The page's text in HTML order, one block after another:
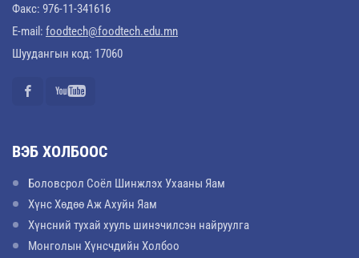
Факс: 976-11-341616
E-mail: foodtech@foodtech.edu.mn
Шуудангын код: 17060
ВЭБ ХОЛБООС
Боловсрол Соёл Шинжлэх Ухааны Яам
Хүнс Хөдөө Аж Ахуйн Яам
Хүнсний тухай хууль шинэчилсэн найруулга
Монголын Хүнсчдийн Холбоо